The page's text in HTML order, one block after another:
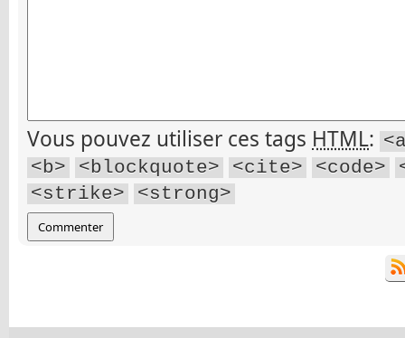
Vous pouvez utiliser ces tags HTML:
<b>
<blockquote> <cite> <code>
<strike>
<strong>